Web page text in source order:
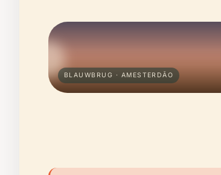
BLAUWBRUG · AMESTERDÃO